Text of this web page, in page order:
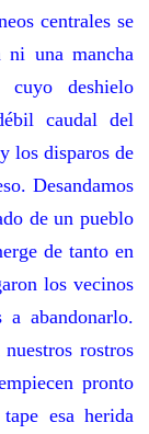
centrales se
ni una mancha
deshielo
caudal del
los disparos de
Desandamos
de un pueblo
de tanto en
los vecinos
abandonarlo.
rostros
pronto
esa herida